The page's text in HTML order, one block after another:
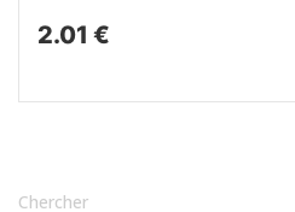
2.01 €